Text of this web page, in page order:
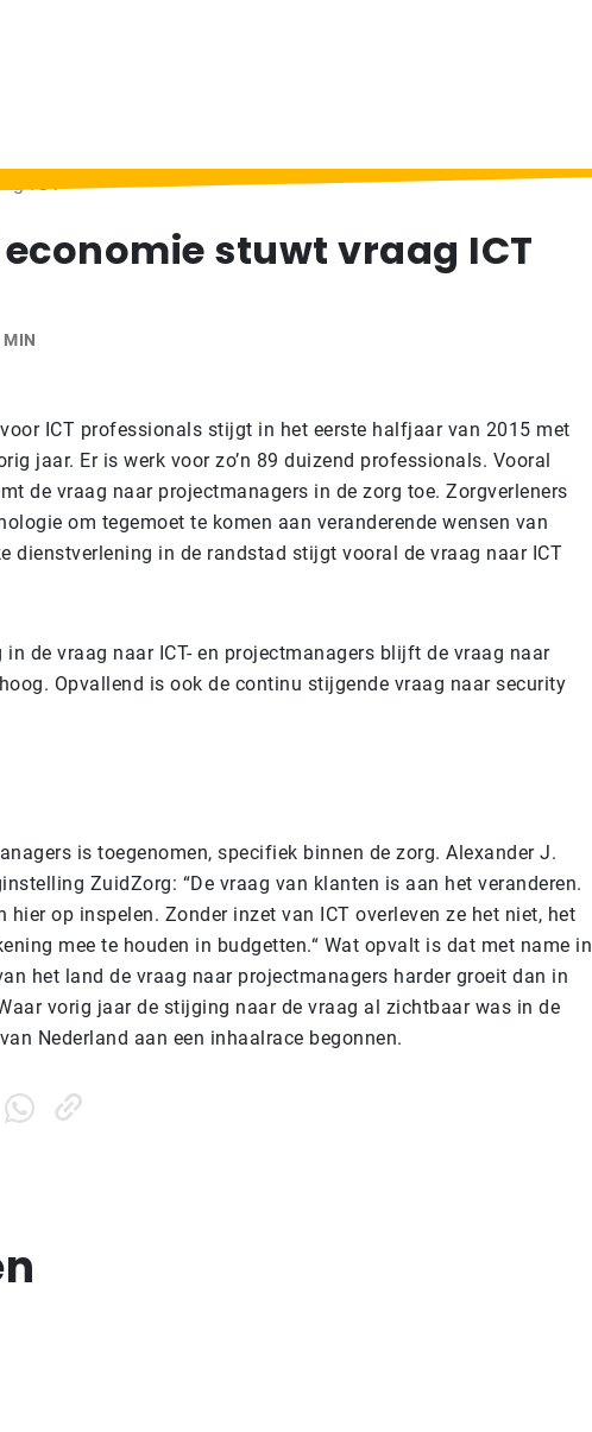
stuwt vraag ICT
MIN
ICT professionals stijgt in het eerste halfjaar van 2015 met
jaar. Er is werk voor zo’n 89 duizend professionals. Vooral
de vraag naar projectmanagers in de zorg toe. Zorgverleners
om tegemoet te komen aan veranderende wensen van
dienstverlening in de randstad stijgt vooral de vraag naar ICT
de vraag naar ICT- en projectmanagers blijft de vraag naar
Opvallend is ook de continu stijgende vraag naar security
is toegenomen, specifiek binnen de zorg. Alexander J.
ZuidZorg: “De vraag van klanten is aan het veranderen.
hier op inspelen. Zonder inzet van ICT overleven ze het niet, het
mee te houden in budgetten.“ Wat opvalt is dat met name in
het land de vraag naar projectmanagers harder groeit dan in
vorig jaar de stijging naar de vraag al zichtbaar was in de
Nederland aan een inhaalrace begonnen.